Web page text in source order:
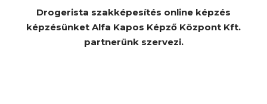
Drogerista szakképesítés online képzés
képzésünket Alfa Kapos Képző Központ Kft.
partnerünk szervezi.